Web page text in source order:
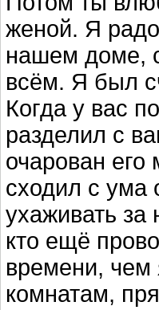
женой. Я
нашем доме,
всём. Я был
Когда у вас
разделил с
очарован
сходил с ума
ухаживать
кто ещё
времени, чем
комнатам,